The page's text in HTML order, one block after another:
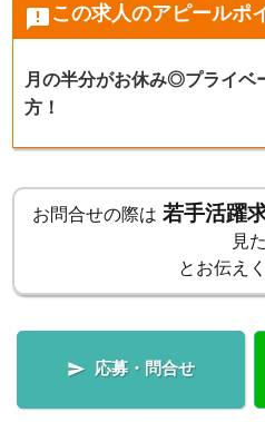
announcement この求人のアピールポ
月の半分がお休み◎プライベ
方！
お問合せの際は 若手活躍
見た
とお伝え
 応募・問合せ